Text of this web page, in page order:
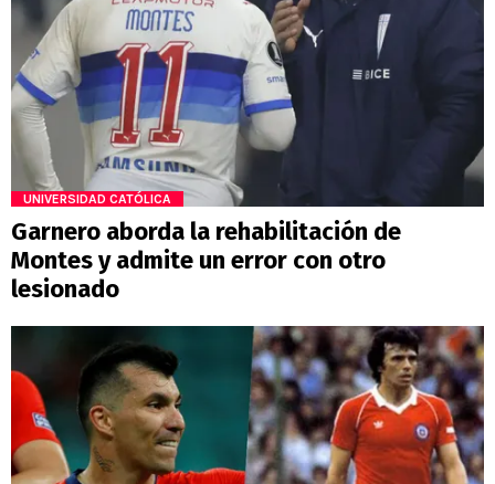
UNIVERSIDAD CATÓLICA
Garnero aborda la rehabilitación de
Montes y admite un error con otro
lesionado